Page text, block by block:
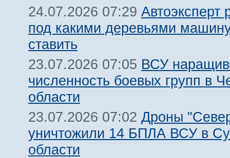
24.07.2026 07:29 Автоэксперт
под какими деревьями
ставить
23.07.2026 07:05 ВСУ
численность боевых групп в
области
23.07.2026 07:02 Дроны
уничтожили 14 БПЛА ВСУ в
области